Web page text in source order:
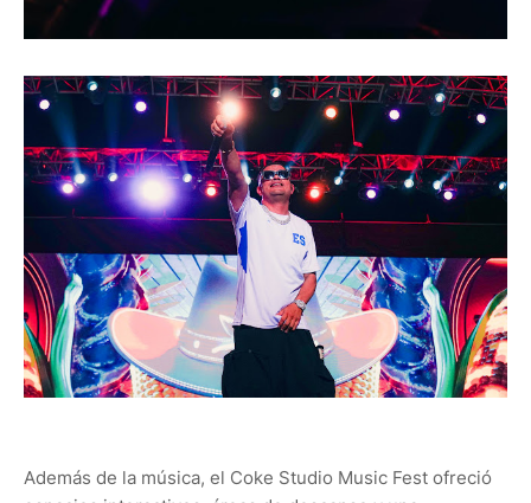
Además de la música, el Coke Studio Music Fest ofreció